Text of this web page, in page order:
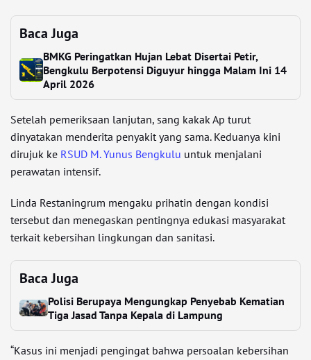
Baca Juga
BMKG Peringatkan Hujan Lebat Disertai Petir,
Bengkulu Berpotensi Diguyur hingga Malam Ini 14
April 2026
Setelah pemeriksaan lanjutan, sang kakak Ap turut
dinyatakan menderita penyakit yang sama. Keduanya kini
dirujuk ke RSUD M. Yunus Bengkulu untuk menjalani
perawatan intensif.
Linda Restaningrum mengaku prihatin dengan kondisi
tersebut dan menegaskan pentingnya edukasi masyarakat
terkait kebersihan lingkungan dan sanitasi.
Baca Juga
Polisi Berupaya Mengungkap Penyebab Kematian
Tiga Jasad Tanpa Kepala di Lampung
“Kasus ini menjadi pengingat bahwa persoalan kebersihan